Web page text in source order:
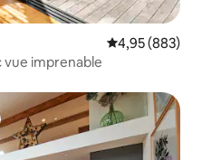
Évaluation
4,95 (883)
vue imprenable
plus appréciés